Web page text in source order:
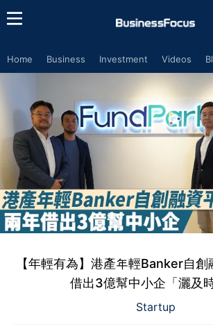
Home Business Investment Videos
【年輕有為】港產年輕Banker自
借出3億幫中小企「灑及時
Startup